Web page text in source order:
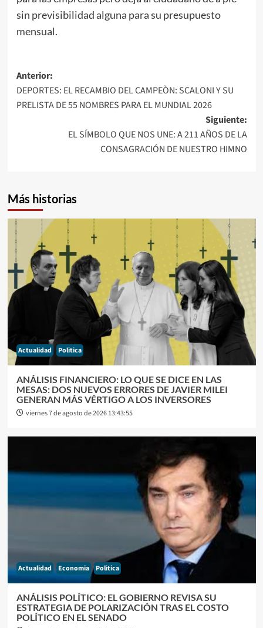
sin previsibilidad alguna para su presupuesto
mensual.
Navegación
de
Anterior:
DEPORTES: EL RECAMBIO DEL CAMPEÒN: SCALONI Y SU
PRELISTA DE 55 NOMBRES PARA EL MUNDIAL 2026
Siguiente:
EL SÍMBOLO QUE NOS UNE: A 211 AÑOS DE LA
CONSAGRACIÓN DE NUESTRO HIMNO
Más historias
Actualidad Politica
ANÁLISIS FINANCIERO: LO QUE SE DICE EN LAS
MESAS: DOS NUEVOS ERRORES DE JAVIER MILEI
GENERAN MÁS VÉRTIGO A LOS INVERSORES
viernes 7 de agosto de 2026 13:43:55
Actualidad Economia Politica
ANÁLISIS POLÍTICO: EL GOBIERNO REVISA SU
ESTRATEGIA DE POLARIZACIÓN TRAS EL COSTO
POLÍTICO EN EL SENADO